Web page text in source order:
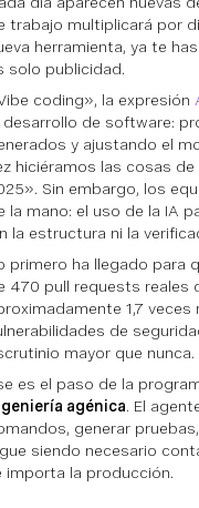
trabajo multiplicará por
herramienta, ya te
solo publicidad.
coding», la expresión
desarrollo de software:
y ajustando el
hiciéramos las cosas
Sin embargo, los
la mano: el uso de la IA
la estructura ni la
primero ha llegado para
470 pull requests reales
1,7
de
mayor que nunca.
es el paso de la
agénica. El
generar
siendo necesario
importa la producción.